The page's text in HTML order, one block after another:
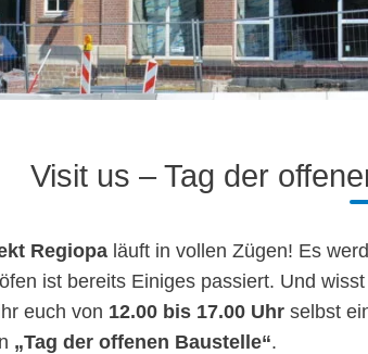
Visit us – Tag der
Regiopa läuft in vollen Zügen! Es
ist bereits Einiges passiert. Und
euch von 12.00 bis 17.00 Uhr selbst
„Tag der offenen Baustelle“.